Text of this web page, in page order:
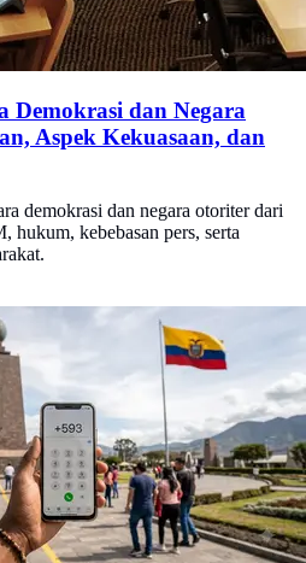
Demokrasi dan Negara
Aspek Kekuasaan, dan
demokrasi dan negara otoriter dari
hukum, kebebasan pers, serta